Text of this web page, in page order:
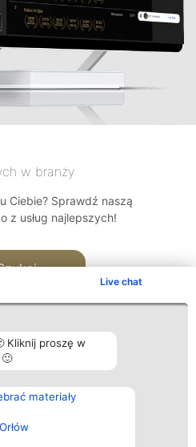
Live chat
Kliknij proszę w
materiały
w branży
Ciebie? Sprawdź naszą
z usług najlepszych!
Kontakt
Kontakt